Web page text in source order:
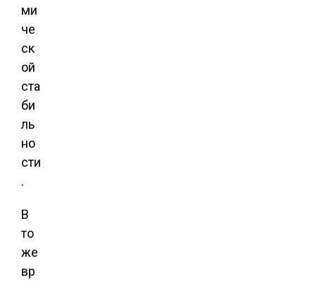
ми
че
ск
ой
ста
би
ль
но
сти
.
В
то
же
вр